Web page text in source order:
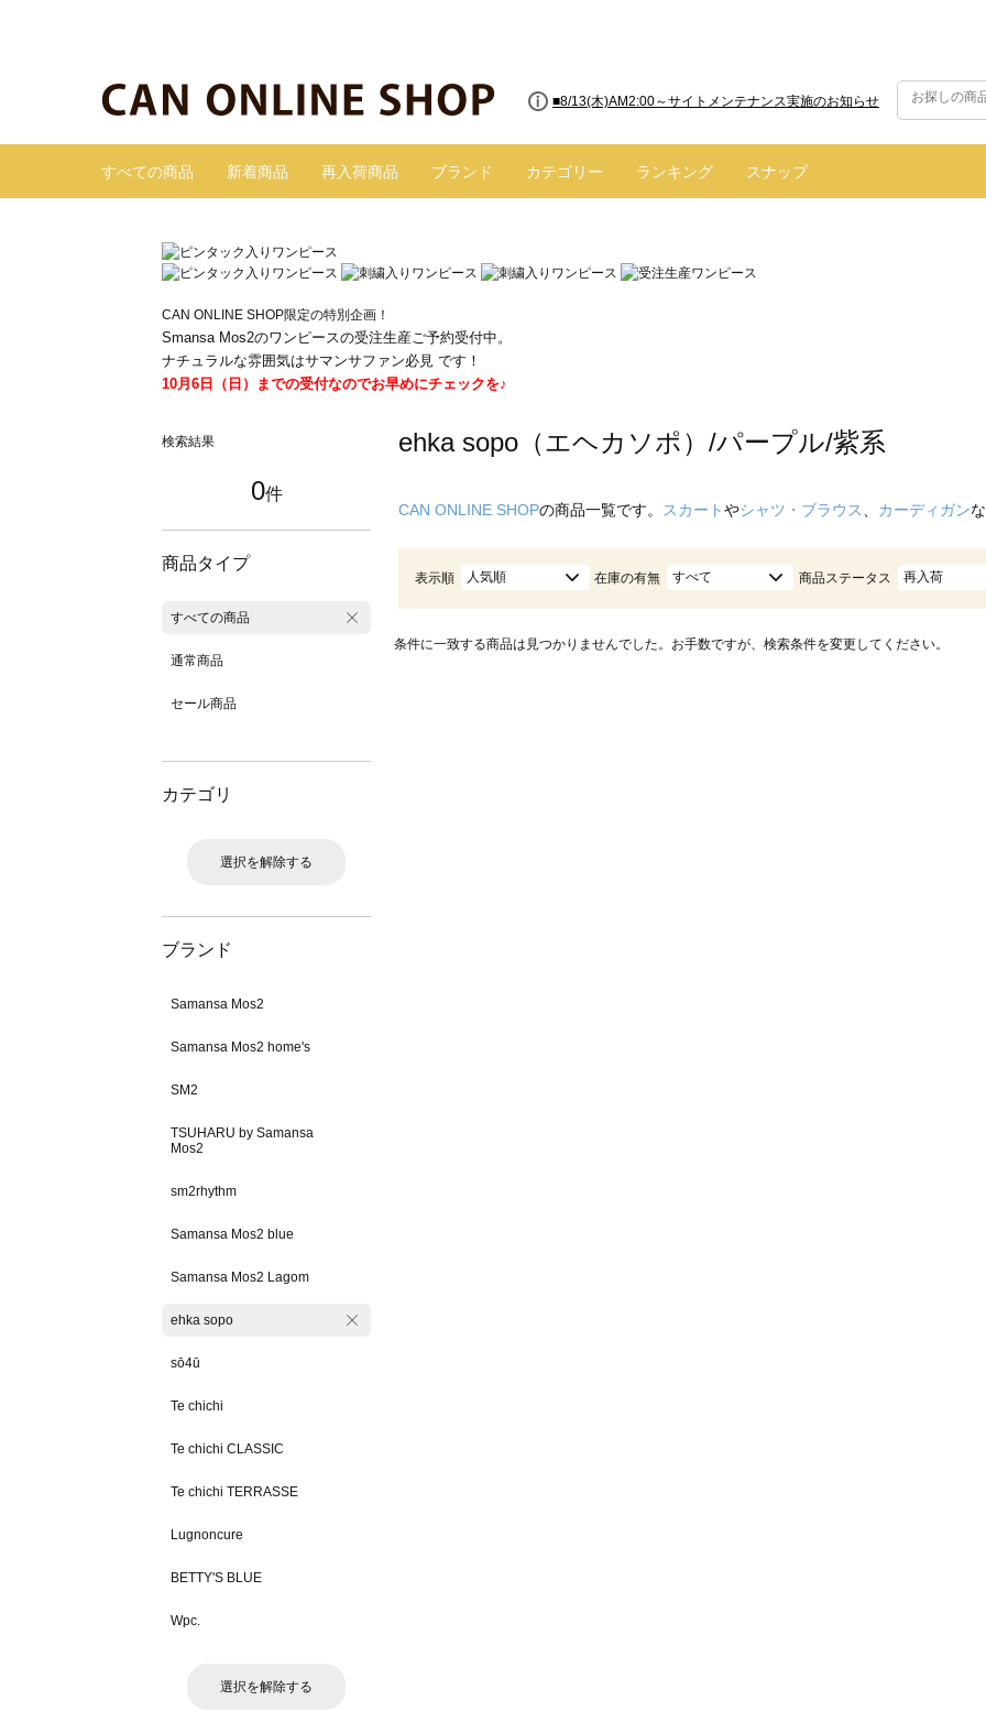
■8/13(木)AM2:00～サイトメンテナンス実施のお知らせ
すべての商品 新着商品 再入荷商品 ブランド カテゴリー ランキング スナップ
CAN ONLINE SHOP限定の特別企画！
Smansa Mos2のワンピースの受注生産ご予約受付中。
ナチュラルな雰囲気はサマンサファン必見 です！
10月6日（日）までの受付なのでお早めにチェックを♪
検索結果
0件
商品タイプ
すべての商品
通常商品
セール商品
カテゴリ
選択を解除する
ブランド
Samansa Mos2
Samansa Mos2 home's
SM2
TSUHARU by Samansa
Mos2
sm2rhythm
Samansa Mos2 blue
Samansa Mos2 Lagom
ehka sopo
sō4ū
Te chichi
Te chichi CLASSIC
Te chichi TERRASSE
Lugnoncure
BETTY'S BLUE
Wpc.
選択を解除する
ehka sopo（エヘカソポ）/パープル/紫系
CAN ONLINE SHOPの商品一覧です。 スカートやシャツ・ブラウス カーディガン
表示順 人気順 在庫の有無 すべて 商品ステータス 再入荷
条件に一致する商品は見つかりませんでした。お手数ですが、検索条件を変更してください。